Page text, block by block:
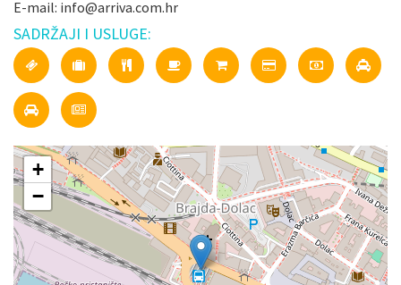
E-mail: info@arriva.com.hr
SADRŽAJI I USLUGE:
+
−